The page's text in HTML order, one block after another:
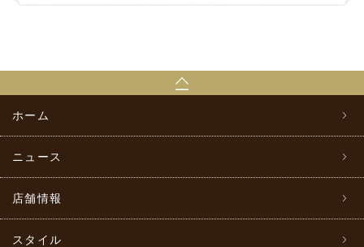
ホーム
ニュース
店舗情報
スタイル